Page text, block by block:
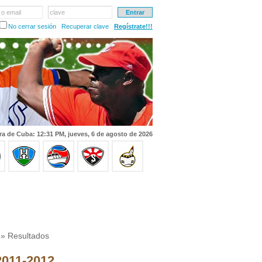
email
clave
No cerrar sesión
Recuperar clave Regístrate!!!
de Cuba: 12:31 PM, jueves, 6 de agosto de 2026
» Resultados